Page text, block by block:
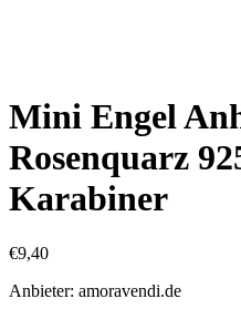
Mini Engel
Rosenquarz
Karabiner
€9,40
Anbieter: amoravendi.de